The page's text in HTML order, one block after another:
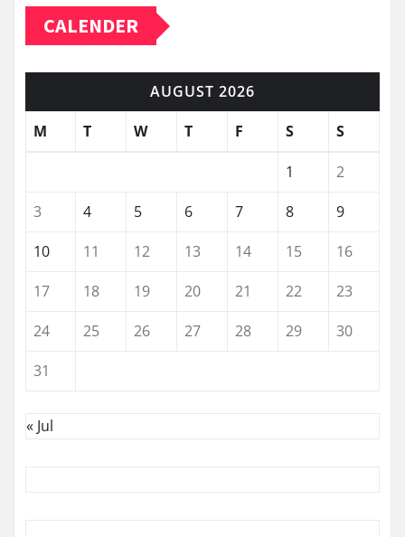
CALENDER
AUGUST 2026
M
T W T F S S
1
2
3
4 5 6 7 8
9
10
11 12 13 14 15
16
17
18 19 20 21 22
23
24
25 26 27 28 29
30
31
« Jul